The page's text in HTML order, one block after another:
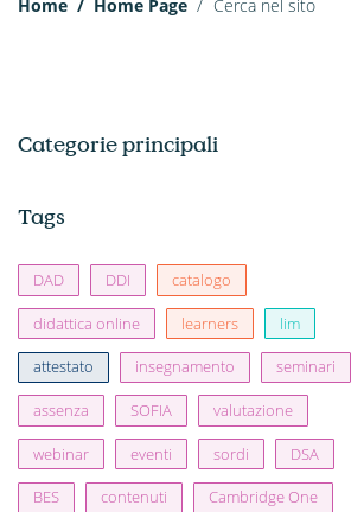
Home Home Page Cerca nel sito
Categorie principali
Tags
DAD DDI catalogo
didattica online learners lim
attestato insegnamento seminari
assenza SOFIA valutazione
webinar eventi sordi DSA
BES contenuti Cambridge One